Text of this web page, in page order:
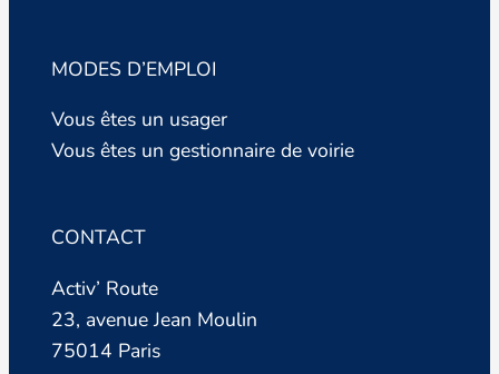
MODES D’EMPLOI
Vous êtes un usager
Vous êtes un gestionnaire de voirie
CONTACT
Activ’ Route
23, avenue Jean Moulin
75014 Paris